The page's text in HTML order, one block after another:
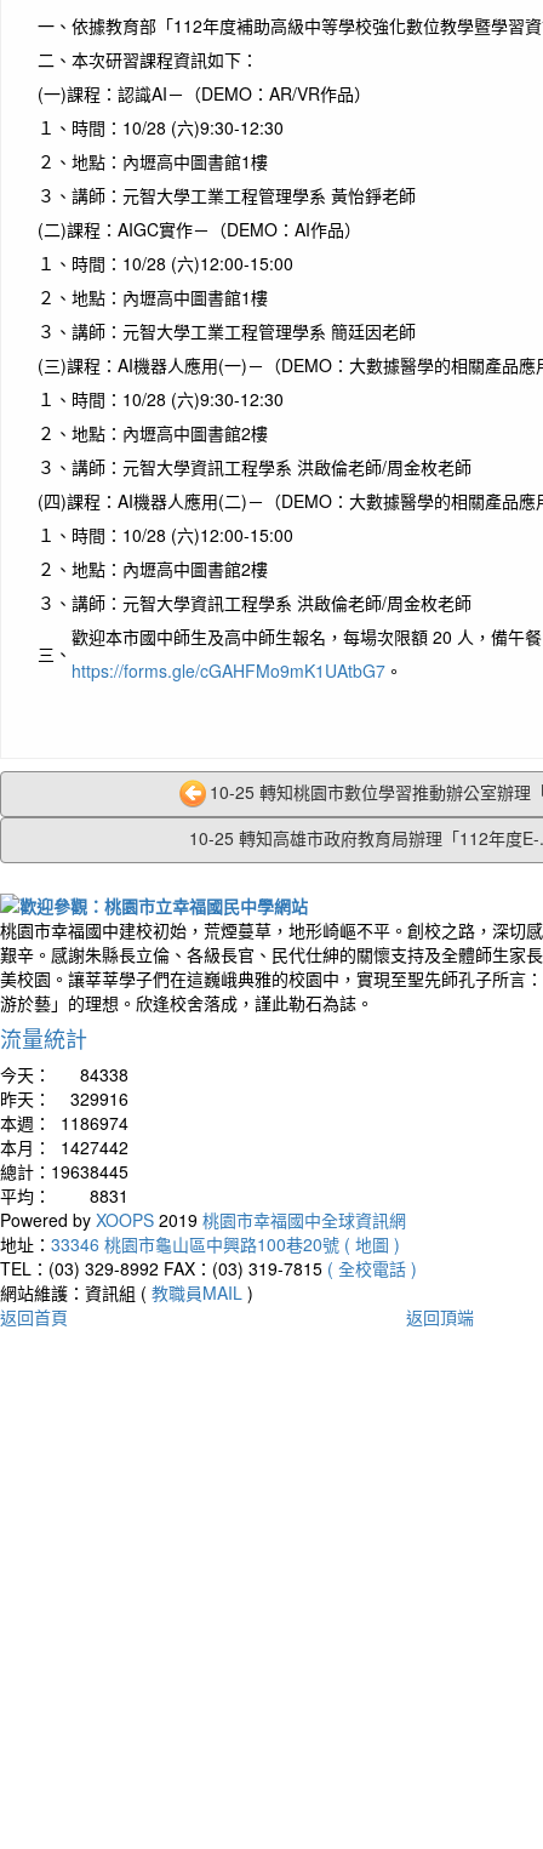
一、 依據教育部「112年度補助高級中等學校強化數位教學暨學習
二、 本次研習課程資訊如下：
(一)課程：認識AI－（DEMO：AR/VR作品）
１、 時間：10/28 (六)9:30-12:30
２、 地點：內壢高中圖書館1樓
３、 講師：元智大學工業工程管理學系 黃怡錚老師
(二)課程：AIGC實作－（DEMO：AI作品）
１、 時間：10/28 (六)12:00-15:00
２、 地點：內壢高中圖書館1樓
３、 講師：元智大學工業工程管理學系 簡廷因老師
(三)課程：AI機器人應用(一)－（DEMO：大數據醫學的相關產品
１、 時間：10/28 (六)9:30-12:30
２、 地點：內壢高中圖書館2樓
３、 講師：元智大學資訊工程學系 洪啟倫老師/周金枚老師
(四)課程：AI機器人應用(二)－（DEMO：大數據醫學的相關產品
１、 時間：10/28 (六)12:00-15:00
２、 地點：內壢高中圖書館2樓
３、 講師：元智大學資訊工程學系 洪啟倫老師/周金枚老師
三、
歡迎本市國中師生及高中師生報名，每場次限額 20 人，備午
https://forms.gle/cGAHFMo9mK1UAtbG7 。
10-25 轉知桃園市數位學習推動辦公室辦理
10-25 轉知高雄市政府教育局辦理「112年度
桃園市幸福國中建校初始，荒煙蔓草，地形崎嶇不平。創校之路，深切
艱辛。感謝朱縣長立倫、各級長官、民代仕紳的關懷支持及全體師生家
美校園。讓莘莘學子們在這巍峨典雅的校園中，實現至聖先師孔子所言
游於藝」的理想。欣逢校舍落成，謹此勒石為誌。
流量統計
今天：
84338
昨天：
329916
本週：
1186974
本月：
1427442
總計： 19638445
平均：
8831
Powered by XOOPS 2019 桃園市幸福國中全球資訊網
地址： 33346 桃園市龜山區中興路100巷20號 ( 地圖 )
TEL：(03) 329-8992 FAX：(03) 319-7815 ( 全校電話 )
網站維護：資訊組 ( 教職員MAIL )
返回首頁
返回頂端